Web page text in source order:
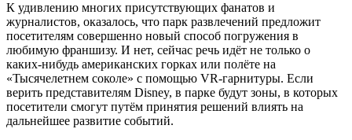
К удивлению многих присутствующих фанатов и
журналистов, оказалось, что парк развлечений предложит
посетителям совершенно новый способ погружения в
любимую франшизу. И нет, сейчас речь идёт не только о
каких-нибудь американских горках или полёте на
«Тысячелетнем соколе» с помощью VR-гарнитуры. Если
верить представителям Disney, в парке будут зоны, в которых
посетители смогут путём принятия решений влиять на
дальнейшее развитие событий.